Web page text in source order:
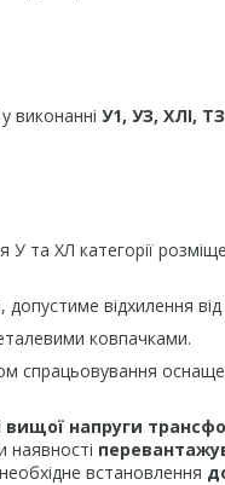
виконанні У1, УЗ, ХЛІ, ТЗ
та ХЛ категорії
, допустиме відхилення від
ковпачками.
спрацьовування
вищої напруги
наявності
встановлення